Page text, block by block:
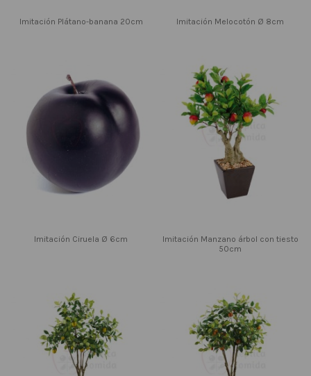
Imitación Plátano-banana 20cm Imitación Melocotón Ø 8cm
Imitación Ciruela Ø 6cm
Imitación Manzano árbol con tiesto
50cm